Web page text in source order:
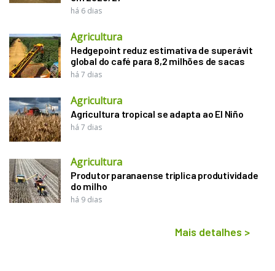
há 6 dias
Agricultura
Hedgepoint reduz estimativa de superávit
global do café para 8,2 milhões de sacas
há 7 dias
Agricultura
Agricultura tropical se adapta ao El Niño
há 7 dias
Agricultura
Produtor paranaense triplica produtividade
do milho
há 9 dias
Mais detalhes >